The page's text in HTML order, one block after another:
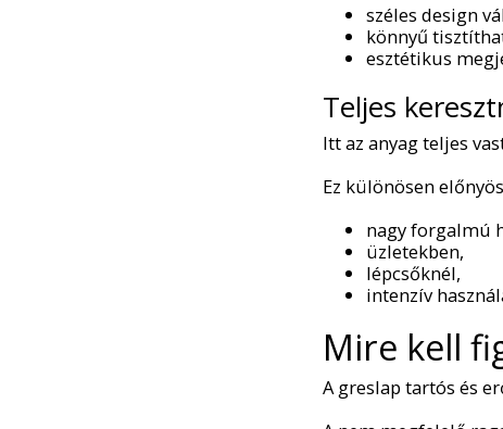
széles design
könnyű
esztétikus
Teljes
Itt az anyag teljes
Ez különösen
nagy forgalmú
üzletekben,
lépcsőknél,
intenzív
Mire kell
A greslap tartós és